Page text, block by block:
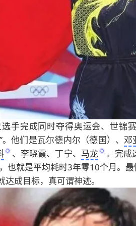
手完成同时夺得奥运会、世锦
”。他们是瓦尔德内尔（德国）、邓
、李晓霞、丁宁、 马龙
。完成
也就是平均耗时3年零10个月。
成目标，真可谓神迹。